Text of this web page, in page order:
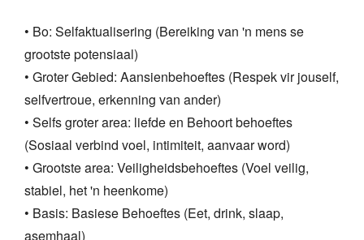
• Bo: Selfaktualisering (Bereiking van 'n mens se
grootste potensiaal)
• Groter Gebied: Aansienbehoeftes (Respek vir jouself,
selfvertroue, erkenning van ander)
• Selfs groter area: liefde en Behoort behoeftes
(Sosiaal verbind voel, intimiteit, aanvaar word)
• Grootste area: Veiligheidsbehoeftes (Voel veilig,
stabiel, het 'n heenkome)
• Basis: Basiese Behoeftes (Eet, drink, slaap,
asemhaal)